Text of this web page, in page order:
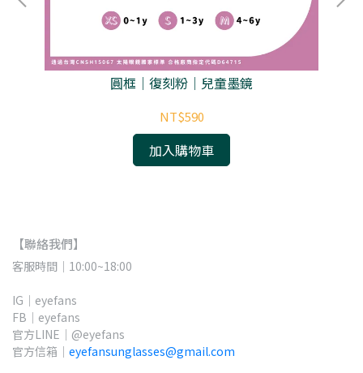
圓框｜復刻粉｜兒童墨鏡
NT$590
加入購物車
【聯絡我們】
客服時間｜10:00~18:00
IG｜eyefans
FB｜eyefans
官方LINE｜@eyefans
官方信箱｜ eyefansunglasses@gmail.com